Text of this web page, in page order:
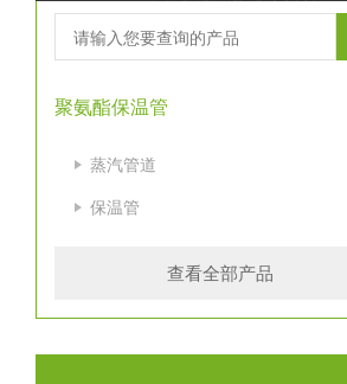
聚氨酯保温管
蒸汽管道
保温管
查看全部产品